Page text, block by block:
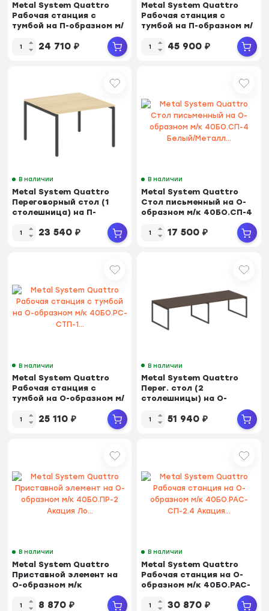
Metal System Quattro
Рабочая станция с
тумбой на П-образном м/
24 710 ₽
Metal System Quattro
Рабочая станция с
тумбой на П-образном м/
45 900 ₽
В наличии
Metal System Quattro
Переговорный стол (1
столешница) на П-
23 540 ₽
В наличии
Metal System Quattro
Стол письменный на О-
образном м/к 40БО.СП-4
17 500 ₽
В наличии
Metal System Quattro
Рабочая станция с
тумбой на О-образном м/
25 110 ₽
В наличии
Metal System Quattro
Перег. стол (2
столешницы) на О-
40БО.ПРГ-2....
51 940 ₽
В наличии
Metal System Quattro
Приставной элемент на
О-образном м/к
40БО.ПР-2 Акация Ло...
8 870 ₽
В наличии
Metal System Quattro
Рабочая станция на О-
образном м/к 40БО.РАС-
30 870 ₽